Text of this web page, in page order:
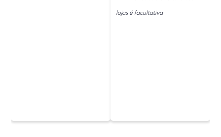
lojas é facultativa